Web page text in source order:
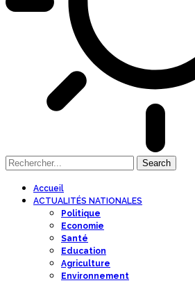
Accueil
ACTUALITÉS NATIONALES
Politique
Economie
Santé
Education
Agriculture
Environnement